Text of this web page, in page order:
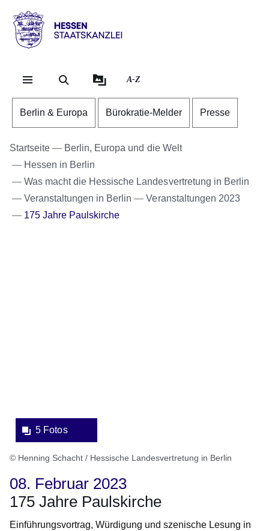
Hessen
Staatskanzlei
A-Z
Berlin & Europa Bürokratie-Melder Presse
Startseite
Berlin, Europa und die Welt
Hessen in Berlin
Was macht die Hessische Landesvertretung in Berlin
Veranstaltungen in Berlin
Veranstaltungen 2023
175 Jahre Paulskirche
5 Fotos
© Henning Schacht / Hessische Landesvertretung in Berlin
08. Februar 2023
175 Jahre Paulskirche
Einführungsvortrag, Würdigung und szenische Lesung in